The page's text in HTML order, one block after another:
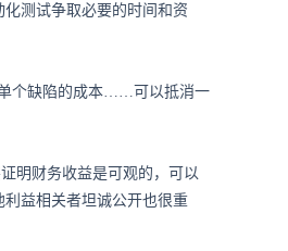
测试争取必要的时间和资
个缺陷的成本……可以抵消一
明财务收益是可观的，可以
益相关者坦诚公开也很重